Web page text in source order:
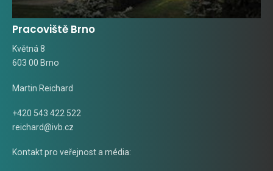
Pracoviště Brno
Květná 8
603 00 Brno
Martin Reichard
+420 543 422 522
reichard@ivb.cz
Kontakt pro veřejnost a média: